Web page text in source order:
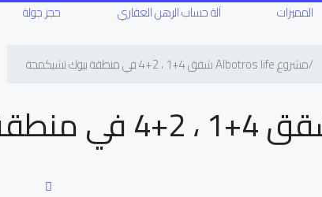
المميزات آلة حساب الرهن العقاري حجز جولة
مشروع Albotros life شقق 4+1 ، 2+4 في منطقة بيوك تشيكمجة